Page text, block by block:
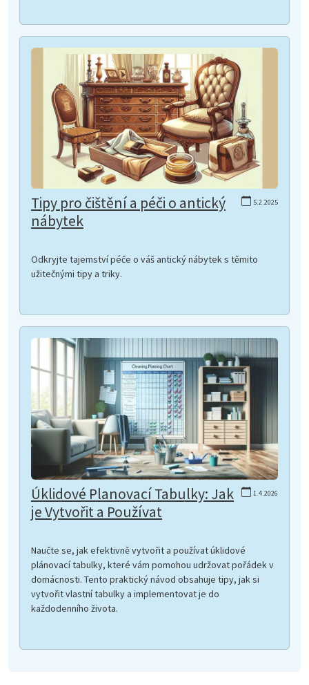
5.2.2025
Tipy pro čištění a péči o antický
nábytek
Odkryjte tajemství péče o váš antický nábytek s těmito
užitečnými tipy a triky.
1.4.2026
Úklidové Planovací Tabulky: Jak
je Vytvořit a Používat
Naučte se, jak efektivně vytvořit a používat úklidové
plánovací tabulky, které vám pomohou udržovat pořádek v
domácnosti. Tento praktický návod obsahuje tipy, jak si
vytvořit vlastní tabulky a implementovat je do
každodenního života.